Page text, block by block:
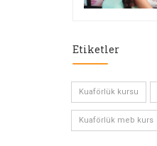
Etiketler
Kuaförlük kursu
Kuaförlük meb kurs